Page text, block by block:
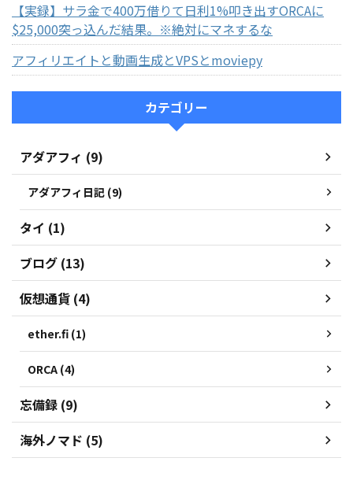
【実録】サラ金で400万借りて日利1%叩き出すORCAに
$25,000突っ込んだ結果。※絶対にマネするな
アフィリエイトと動画生成とVPSとmoviepy
カテゴリー
アダアフィ (9)
アダアフィ日記 (9)
タイ (1)
ブログ (13)
仮想通貨 (4)
ether.fi (1)
ORCA (4)
忘備録 (9)
海外ノマド (5)